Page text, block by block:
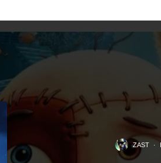
ZAST ·